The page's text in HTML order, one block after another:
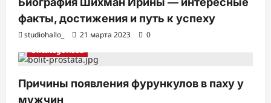
факты, достижения и путь к успеху
studiohallo_ 21 марта 2023
0
Uncategorised
Причины появления фурункулов в паху у
мужчин